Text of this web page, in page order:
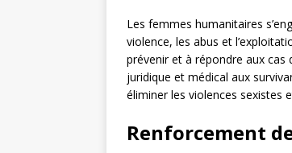
Les femmes humanitaires
violence, les abus et
prévenir et à répondre aux cas
juridique et médical aux
éliminer les violences sexistes
Renforcement